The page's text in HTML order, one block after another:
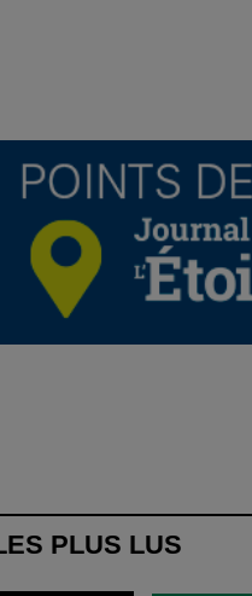
PLUS LUS